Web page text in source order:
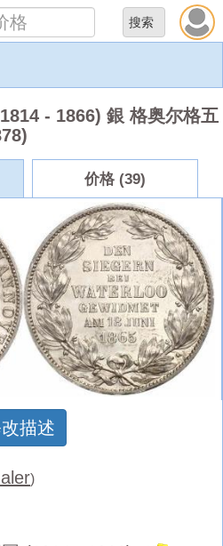
- 1866) 銀 格奥尔格五
价格 (39)
描述
)